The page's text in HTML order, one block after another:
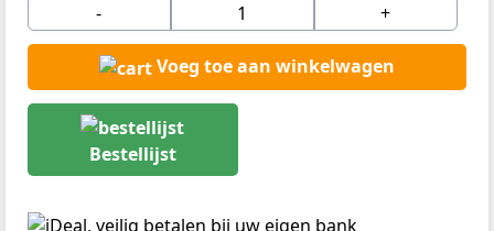
- +
Voeg toe aan winkelwagen
Bestellijst